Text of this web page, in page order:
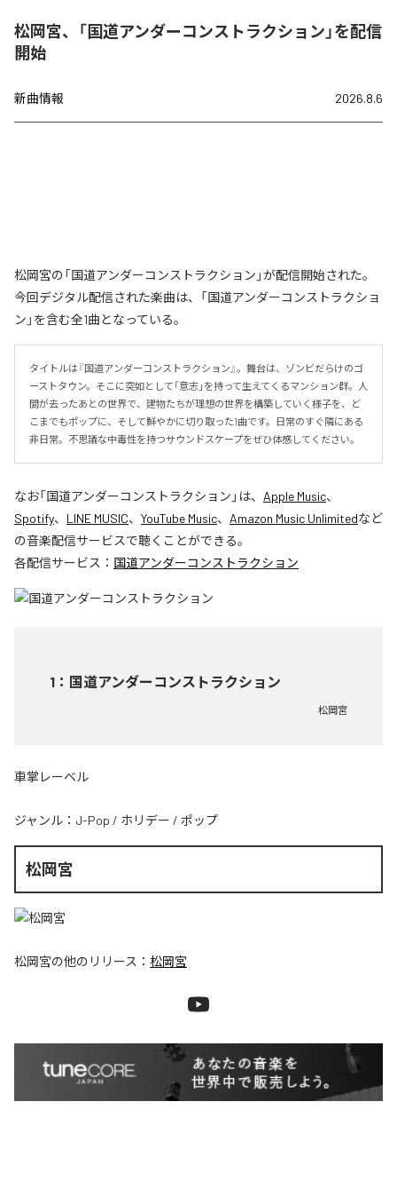
松岡宮、「国道アンダーコンストラクション」を配信
開始
新曲情報 2026.8.6
松岡宮の「国道アンダーコンストラクション」が配信開始された。
今回デジタル配信された楽曲は、「国道アンダーコンストラクショ
ン」を含む全1曲となっている。
タイトルは『国道アンダーコンストラクション』。舞台は、ゾンビだらけのゴ
ーストタウン。そこに突如として「意志」を持って生えてくるマンション群。人
間が去ったあとの世界で、建物たちが理想の世界を構築していく様子を、ど
こまでもポップに、そして鮮やかに切り取った1曲です。日常のすぐ隣にある
非日常。不思議な中毒性を持つサウンドスケープをぜひ体感してください。
なお「国道アンダーコンストラクション 」は、 Apple Music、
Spotify、 LINE MUSIC、 YouTube Music、 Amazon Music Unlimitedなど
の音楽配信サービスで聴くことができる。
各配信サービス： 国道アンダーコンストラクション
1 ： 国道アンダーコンストラクション
松岡宮
車掌レーベル
ジャンル： J-Pop / ホリデー / ポップ
松岡宮
松岡宮の他のリリース： 松岡宮